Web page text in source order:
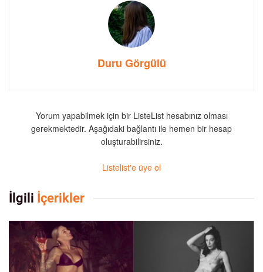
Duru Görgülü
Yorum yapabilmek için bir ListeList hesabınız olması
gerekmektedir. Aşağıdaki bağlantı ile hemen bir hesap
oluşturabilirsiniz.
Listelist'e üye ol
İlgili İçerikler